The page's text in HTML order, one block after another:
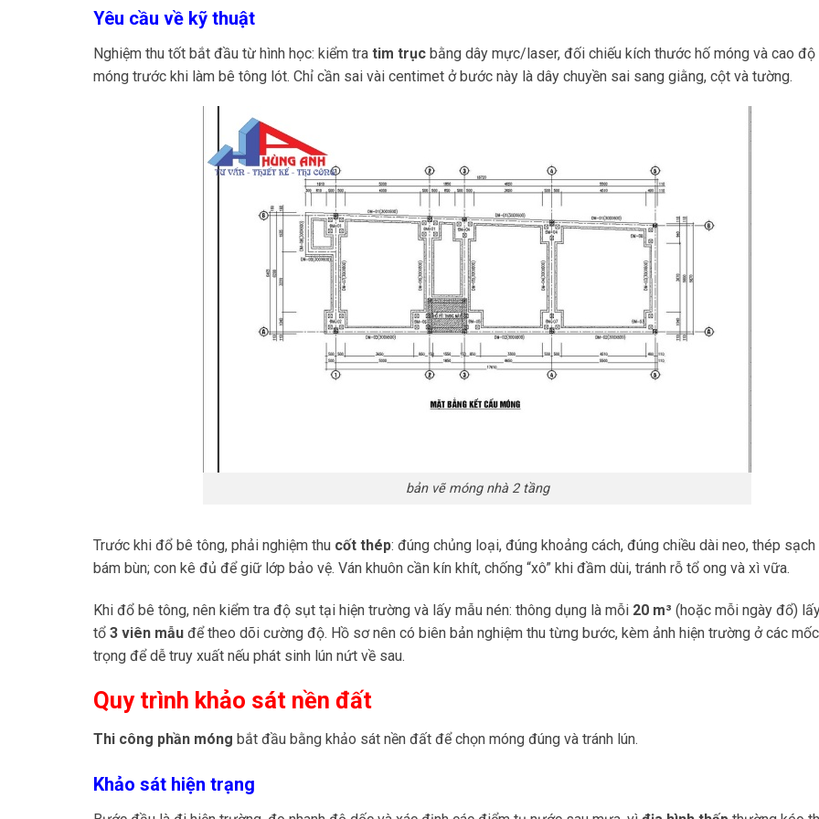
Yêu cầu về kỹ thuật
Nghiệm thu tốt bắt đầu từ hình học: kiểm tra tim trục bằng dây mực/laser, đối chiếu kích thước hố móng và cao độ
móng trước khi làm bê tông lót. Chỉ cần sai vài centimet ở bước này là dây chuyền sai sang giằng, cột và tường.
bản vẽ móng nhà 2 tầng
Trước khi đổ bê tông, phải nghiệm thu cốt thép: đúng chủng loại, đúng khoảng cách, đúng chiều dài neo, thép sạch
bám bùn; con kê đủ để giữ lớp bảo vệ. Ván khuôn cần kín khít, chống “xô” khi đầm dùi, tránh rỗ tổ ong và xì vữa.
Khi đổ bê tông, nên kiểm tra độ sụt tại hiện trường và lấy mẫu nén: thông dụng là mỗi 20 m³ (hoặc mỗi ngày đổ)
tổ 3 viên mẫu để theo dõi cường độ. Hồ sơ nên có biên bản nghiệm thu từng bước, kèm ảnh hiện trường ở các
trọng để dễ truy xuất nếu phát sinh lún nứt về sau.
Quy trình khảo sát nền đất
Thi công phần móng bắt đầu bằng khảo sát nền đất để chọn móng đúng và tránh lún.
Khảo sát hiện trạng